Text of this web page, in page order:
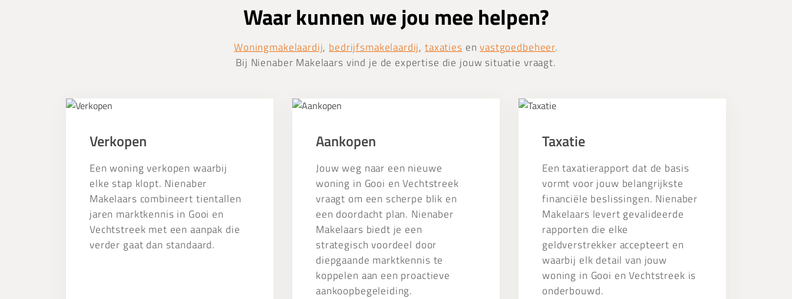
Waar kunnen we jou mee helpen?
Woningmakelaardij, bedrijfsmakelaardij,taxaties envastgoedbeheer.
Bij Nienaber Makelaars vind je de expertise die jouw situatie vraagt.
Verkopen
Verkopen
Een woning verkopen waarbij
elke stap klopt. Nienaber
Makelaars combineert tientallen
jaren marktkennis in Gooi en
Vechtstreek met een aanpak die
verder gaat dan standaard.
Aankopen
Aankopen
Jouw weg naar een nieuwe
woning in Gooi en Vechtstreek
vraagt om een scherpe blik en
een doordacht plan. Nienaber
Makelaars biedt je een
strategisch voordeel door
diepgaande marktkennis te
koppelen aan een proactieve
aankoopbegeleiding.
Taxatie
Taxatie
Een taxatierapport dat de basis
vormt voor jouw belangrijkste
financiële beslissingen. Nienaber
Makelaars levert gevalideerde
rapporten die elke
geldverstrekker accepteert en
waarbij elk detail van jouw
woning in Gooi en Vechtstreek is
onderbouwd.